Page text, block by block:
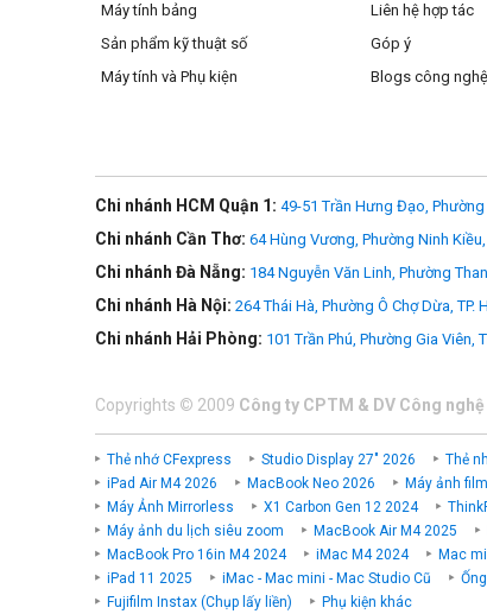
Pin thừa sức làm việc cả ngày lẫn đêm
MacBook Pro nay có thời lượng pin dài nhất trong
năng ổn định dù cắm sạc hay không cắm sạc. Vậy
Màn hình
Máy tính bảng
Sản phẩm kỹ thuật số
Máy tính và Phụ kiện
Liên hệ hợp tác
Góp ý
Blogs công nghệ
Chi nhánh HCM Quận 1: 49-51 Trần Hưng Đạo, Phường
Chi nhánh Cần Thơ: 64 Hùng Vương, Phường Ninh
Chi nhánh Đà Nẵng: 184 Nguyễn Văn Linh, Phường
Chi nhánh Hà Nội: 264 Thái Hà, Phường Ô Chợ Dừa, TP.
Chi nhánh Hải Phòng: 101 Trần Phú, Phường Gia Viên,
Copyrights © 2009 Công ty CPTM & DV Công
Thẻ nhớ CFexpress Studio Display 27" 2026 Thẻ
iPad Air M4 2026
MacBook Neo 2026 Máy ảnh
Máy Ảnh Mirrorless
X1 Carbon Gen 12 2024
Máy ảnh du lịch siêu zoom
MacBook Air M4 2025
MacBook Pro 16in M4 2024
iMac M4 2024 Mac
iPad 11 2025
iMac - Mac mini - Mac Studio Cũ
Fujifilm Instax (Chụp lấy liền)
Phụ kiện khác